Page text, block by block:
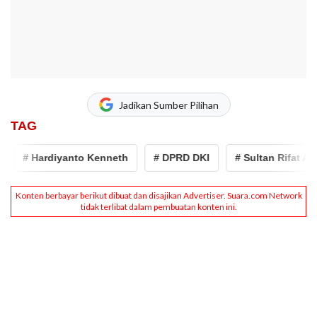
Jadikan Sumber Pilihan
TAG
# Hardiyanto Kenneth # DPRD DKI # Sultan Rifat